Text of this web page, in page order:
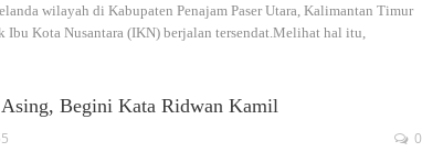
wilayah di Kabupaten Penajam Paser Utara, Kalimantan Timur
Ibu Kota Nusantara (IKN) berjalan tersendat.Melihat hal itu,
Begini Kata Ridwan Kamil
0